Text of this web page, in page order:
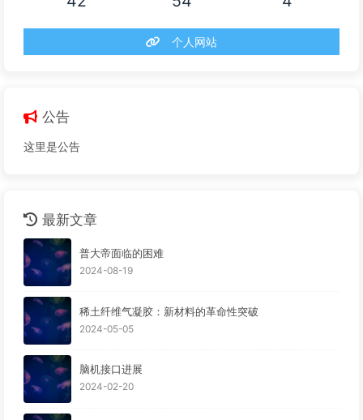
个人网站
公告
这里是公告
最新文章
普大帝面临的困难
2024-08-19
稀土纤维气凝胶：新材料的革命性突破
2024-05-05
脑机接口进展
2024-02-20